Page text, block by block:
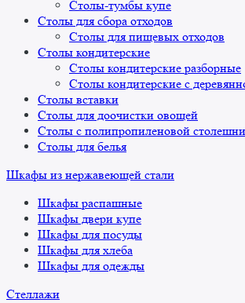
Столы-тумбы купе
Столы для сбора отходов
Столы для пищевых отходов
Столы кондитерские
Столы кондитерские разборные
Столы кондитерские с
Столы вставки
Столы для доочистки овощей
Столы с полипропиленовой
Столы для белья
Шкафы из нержавеющей стали
Шкафы распашные
Шкафы двери купе
Шкафы для посуды
Шкафы для хлеба
Шкафы для одежды
Стеллажи